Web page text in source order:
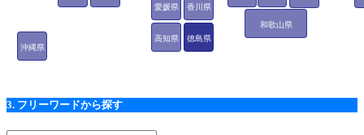
和歌山県
徳島県
香川県
愛媛県
高知県
沖縄県
3. フリーワードから探す